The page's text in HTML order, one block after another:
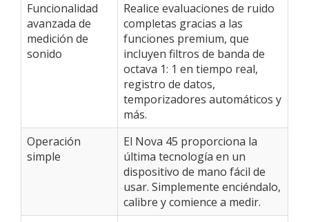
Funcionalidad
avanzada de
medición de
sonido
Realice evaluaciones de ruido
completas gracias a las
funciones premium, que
incluyen filtros de banda de
octava 1: 1 en tiempo real,
registro de datos,
temporizadores automáticos y
más.
Operación
simple
El Nova 45 proporciona la
última tecnología en un
dispositivo de mano fácil de
usar. Simplemente enciéndalo,
calibre y comience a medir.